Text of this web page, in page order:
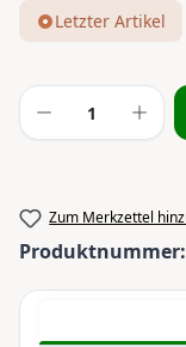
Letzter Artikel
Produkt
Zum Merkzettel
Produktnummer: